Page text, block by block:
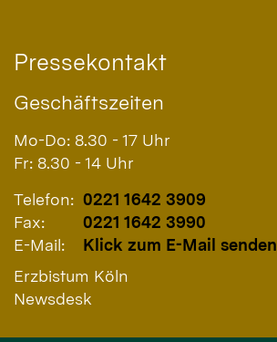
Pressekontakt
Geschäftszeiten
Mo-Do: 8.30 - 17 Uhr
Fr: 8.30 - 14 Uhr
Telefon: 0221 1642 3909
Fax:
0221 1642 3990
E-Mail:
Klick zum E-Mail senden
Erzbistum Köln
Newsdesk